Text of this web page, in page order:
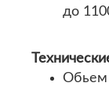
до
Обьем